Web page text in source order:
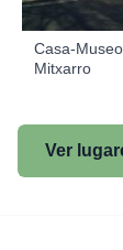
Casa-
Mitxarro
Ver